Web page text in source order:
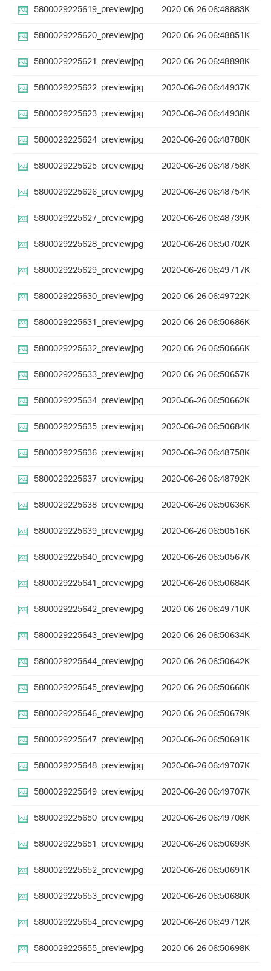
5800029225619_preview.jpg
2020-06-26 06:48883K
5800029225620_preview.jpg
2020-06-26 06:48851K
5800029225621_preview.jpg
2020-06-26 06:48898K
5800029225622_preview.jpg
2020-06-26 06:44937K
5800029225623_preview.jpg
2020-06-26 06:44938K
5800029225624_preview.jpg
2020-06-26 06:48788K
5800029225625_preview.jpg
2020-06-26 06:48758K
5800029225626_preview.jpg
2020-06-26 06:48754K
5800029225627_preview.jpg
2020-06-26 06:48739K
5800029225628_preview.jpg
2020-06-26 06:50702K
5800029225629_preview.jpg
2020-06-26 06:49717K
5800029225630_preview.jpg
2020-06-26 06:49722K
5800029225631_preview.jpg
2020-06-26 06:50686K
5800029225632_preview.jpg
2020-06-26 06:50666K
5800029225633_preview.jpg
2020-06-26 06:50657K
5800029225634_preview.jpg
2020-06-26 06:50662K
5800029225635_preview.jpg
2020-06-26 06:50684K
5800029225636_preview.jpg
2020-06-26 06:48758K
5800029225637_preview.jpg
2020-06-26 06:48792K
5800029225638_preview.jpg
2020-06-26 06:50636K
5800029225639_preview.jpg
2020-06-26 06:50516K
5800029225640_preview.jpg
2020-06-26 06:50567K
5800029225641_preview.jpg
2020-06-26 06:50684K
5800029225642_preview.jpg
2020-06-26 06:49710K
5800029225643_preview.jpg
2020-06-26 06:50634K
5800029225644_preview.jpg
2020-06-26 06:50642K
5800029225645_preview.jpg
2020-06-26 06:50660K
5800029225646_preview.jpg
2020-06-26 06:50679K
5800029225647_preview.jpg
2020-06-26 06:50691K
5800029225648_preview.jpg
2020-06-26 06:49707K
5800029225649_preview.jpg
2020-06-26 06:49707K
5800029225650_preview.jpg
2020-06-26 06:49708K
5800029225651_preview.jpg
2020-06-26 06:50693K
5800029225652_preview.jpg
2020-06-26 06:50691K
5800029225653_preview.jpg
2020-06-26 06:50680K
5800029225654_preview.jpg
2020-06-26 06:49712K
5800029225655_preview.jpg
2020-06-26 06:50698K